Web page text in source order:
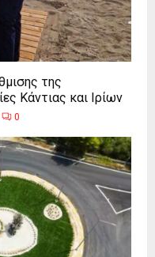
της
Κάντιας και Ιρίων
0